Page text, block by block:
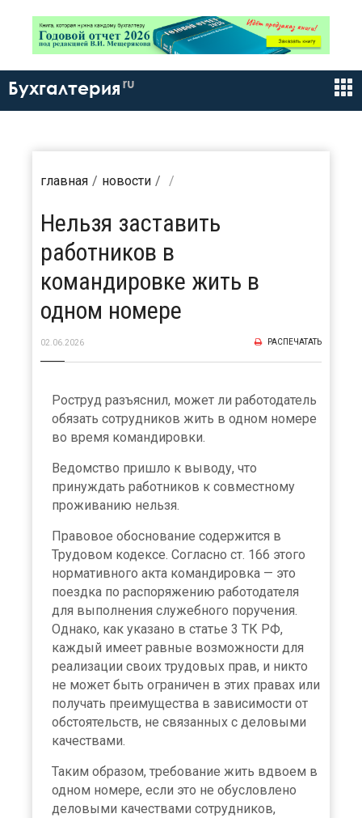
Бухгалтерия ru
главная новости
Нельзя заставить
работников в
командировке жить в
одном номере
02.06.2026 РАСПЕЧАТАТЬ
Роструд разъяснил, может ли работодатель
обязать сотрудников жить в одном номере
во время командировки.
Ведомство пришло к выводу, что
принуждать работников к совместному
проживанию нельзя.
Правовое обоснование содержится в
Трудовом кодексе. Согласно ст. 166 этого
нормативного акта командировка — это
поездка по распоряжению работодателя
для выполнения служебного поручения.
Однако, как указано в статье 3 ТК РФ,
каждый имеет равные возможности для
реализации своих трудовых прав, и никто
не может быть ограничен в этих правах или
получать преимущества в зависимости от
обстоятельств, не связанных с деловыми
качествами.
Таким образом, требование жить вдвоем в
одном номере, если это не обусловлено
деловыми качествами сотрудников,